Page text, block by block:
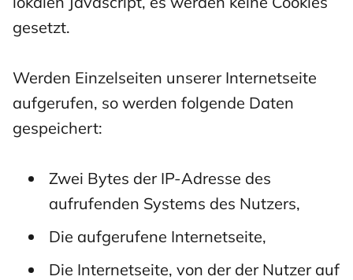
gesetzt.
Werden Einzelseiten unserer Internetseite
aufgerufen, so werden folgende Daten
gespeichert:
Zwei Bytes der IP-Adresse des
aufrufenden Systems des Nutzers,
Die aufgerufene Internetseite,
Die Internetseite, von der der Nutzer auf